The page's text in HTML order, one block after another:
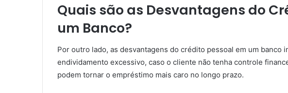
Quais são as Desvantagens do
um Banco?
Por outro lado, as desvantagens do crédito pessoal em um banco
endividamento excessivo, caso o cliente não tenha controle
podem tornar o empréstimo mais caro no longo prazo.